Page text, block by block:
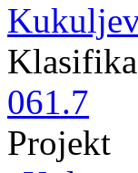
061.7
Projekt